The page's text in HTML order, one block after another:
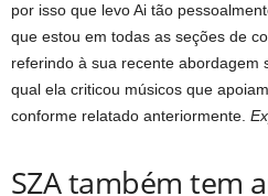
por isso que levo Ai tão
que estou em todas as seções de
referindo à sua recente abordagem
qual ela criticou músicos que
conforme relatado anteriormente.
SZA também tem